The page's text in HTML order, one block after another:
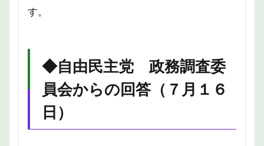
す。
◆自由民主党 政務調査委
員会からの回答（７月１６
日）